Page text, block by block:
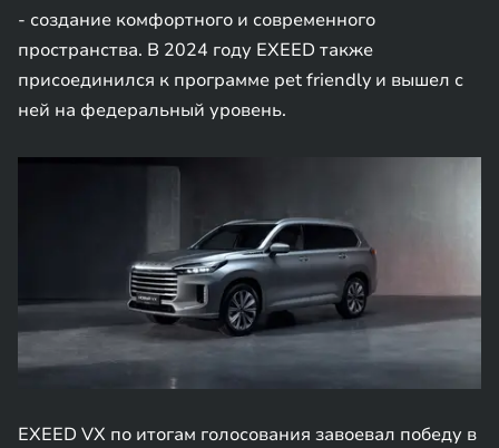
- создание комфортного и современного
пространства. В 2024 году EXEED также
присоединился к программе pet friendly и вышел с
ней на федеральный уровень.
EXEED VX по итогам голосования завоевал победу в